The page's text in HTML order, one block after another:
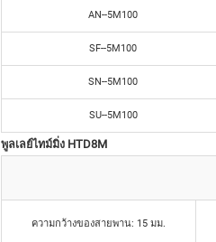
AN--5M100
SF--5M100
SN--5M100
SU--5M100
พูลเลย์ไทม์มิ่ง HTD8M
ความกว้างของสายพาน: 15 มม.